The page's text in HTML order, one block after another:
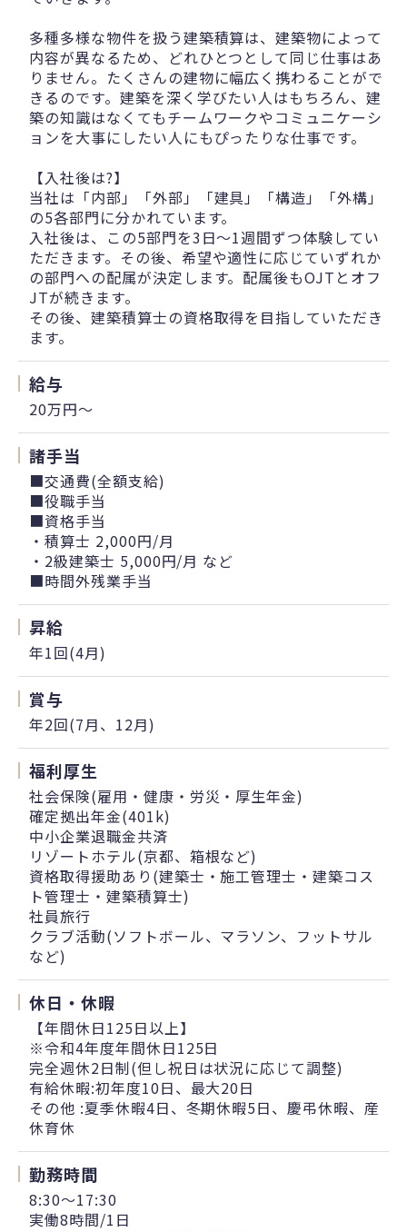
多種多様な物件を扱う建築積算は、建築物によって
内容が異なるため、どれひとつとして同じ仕事はあ
りません。たくさんの建物に幅広く携わることがで
きるのです。建築を深く学びたい人はもちろん、建
築の知識はなくてもチームワークやコミュニケーシ
ョンを大事にしたい人にもぴったりな仕事です。
【入社後は?】
当社は「内部」「外部」「建具」「構造」「外構」
の5各部門に分かれています。
入社後は、この5部門を3日～1週間ずつ体験してい
ただきます。その後、希望や適性に応じていずれか
の部門への配属が決定します。配属後もOJTとオフ
JTが続きます。
その後、建築積算士の資格取得を目指していただき
ます。
給与
20万円〜
諸手当
■交通費(全額支給)
■役職手当
■資格手当
・積算士 2,000円/月
・2級建築士 5,000円/月 など
■時間外残業手当
昇給
年1回(4月)
賞与
年2回(7月、12月)
福利厚生
社会保険(雇用・健康・労災・厚生年金)
確定拠出年金(401k)
中小企業退職金共済
リゾートホテル(京都、箱根など)
資格取得援助あり(建築士・施工管理士・建築コス
ト管理士・建築積算士)
社員旅行
クラブ活動(ソフトボール、マラソン、フットサル
など)
休日・休暇
【年間休日125日以上】
※令和4年度年間休日125日
完全週休2日制(但し祝日は状況に応じて調整)
有給休暇:初年度10日、最大20日
その他 :夏季休暇4日、冬期休暇5日、慶弔休暇、産
休育休
勤務時間
8:30～17:30
実働8時間/1日